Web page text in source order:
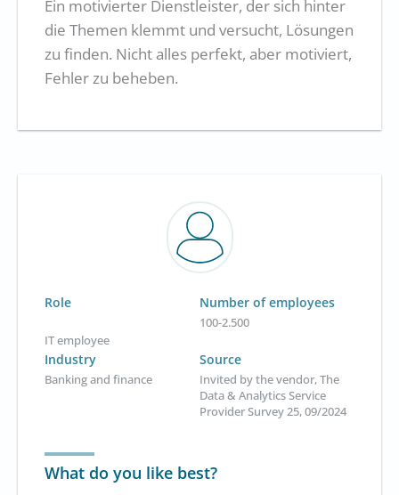
Ein motivierter Dienstleister, der sich hinter
die Themen klemmt und versucht, Lösungen
zu finden. Nicht alles perfekt, aber motiviert,
Fehler zu beheben.
Role
IT employee
Number of employees
100-2.500
Industry
Banking and finance
Source
Invited by the vendor, The
Data & Analytics Service
Provider Survey 25, 09/2024
What do you like best?